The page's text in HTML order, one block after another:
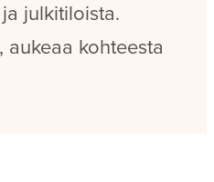
julkitiloista.
kohteesta